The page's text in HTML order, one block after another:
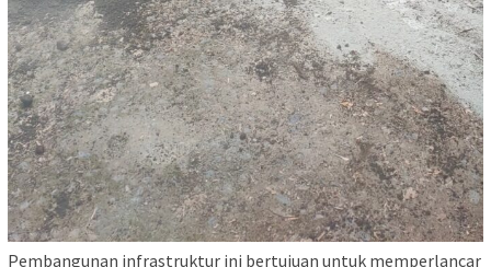
Pembangunan infrastruktur ini bertujuan untuk memperlancar